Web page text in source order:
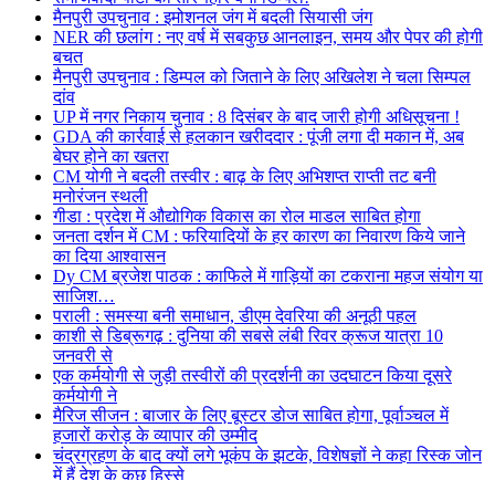
मैनपुरी उपचुनाव : इमोशनल जंग में बदली सियासी जंग
NER की छलांग : नए वर्ष में सबकुछ आनलाइन, समय और पेपर की होगी
बचत
मैनपुरी उपचुनाव : डिम्पल को जिताने के लिए अखिलेश ने चला सिम्पल
दांव
UP में नगर निकाय चुनाव : 8 दिसंबर के बाद जारी होगी अधिसूचना !
GDA की कार्रवाई से हलकान खरीददार : पूंजी लगा दी मकान में, अब
बेघर होने का खतरा
CM योगी ने बदली तस्वीर : बाढ़ के लिए अभिशप्त राप्ती तट बनी
मनोरंजन स्थली
गीडा : प्रदेश में औद्योगिक विकास का रोल माडल साबित होगा
जनता दर्शन में CM : फरियादियों के हर कारण का निवारण किये जाने
का दिया आश्वासन
Dy CM ब्रजेश पाठक : काफिले में गाड़ियों का टकराना महज संयोग या
साजिश…
पराली : समस्या बनी समाधान, डीएम देवरिया की अनूठी पहल
काशी से डिब्रूगढ़ : दुनिया की सबसे लंबी रिवर क्रूज यात्रा 10
जनवरी से
एक कर्मयोगी से जुड़ी तस्वीरों की प्रदर्शनी का उदघाटन किया दूसरे
कर्मयोगी ने
मैरिज सीजन : बाजार के लिए बूस्टर डोज साबित होगा, पूर्वाञ्चल में
हजारों करोड़ के व्यापार की उम्मीद
चंद्रग्रहण के बाद क्यों लगे भूकंप के झटके, विशेषज्ञों ने कहा रिस्क जोन
में हैं देश के कुछ हिस्से